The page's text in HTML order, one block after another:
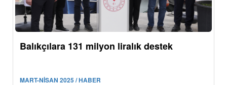
Balıkçılara 131 milyon liralık destek
MART-NİSAN 2025 / HABER